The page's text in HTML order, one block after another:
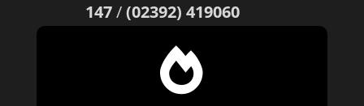
147/(02392) 419060
